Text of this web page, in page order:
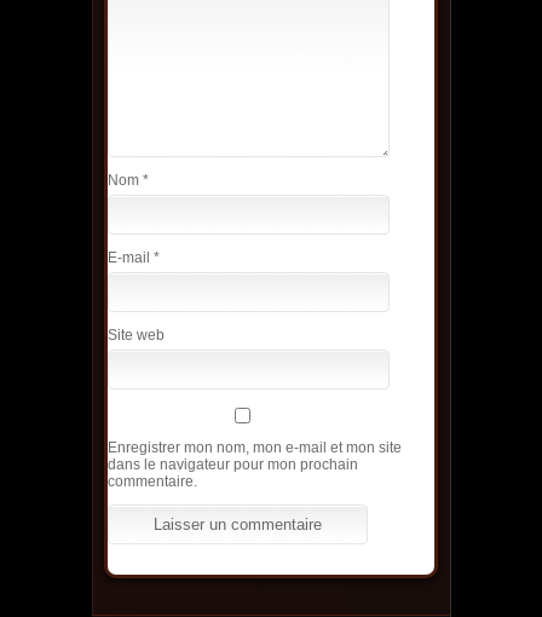
Nom *
E-mail *
Site web
Enregistrer mon nom, mon e-mail et mon site
dans le navigateur pour mon prochain
commentaire.